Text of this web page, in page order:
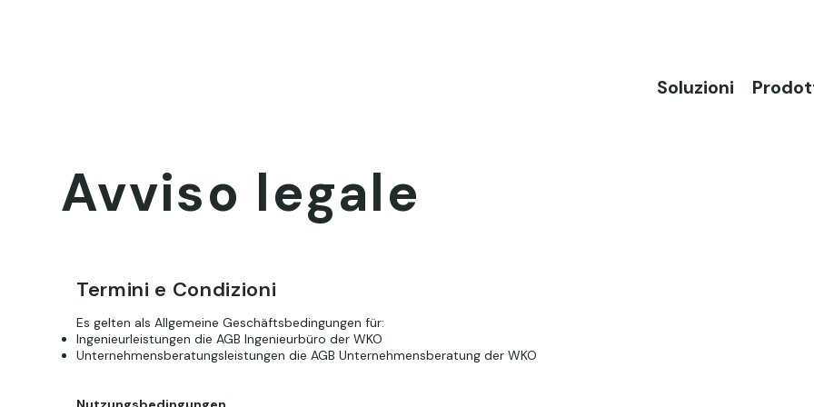
Soluzioni
Avviso legale
Termini e Condizioni
Es gelten als Allgemeine Geschäftsbedingungen für:
Ingenieurleistungen die AGB Ingenieurbüro der WKO
Unternehmensberatungsleistungen die AGB Unternehmensberatung der WKO